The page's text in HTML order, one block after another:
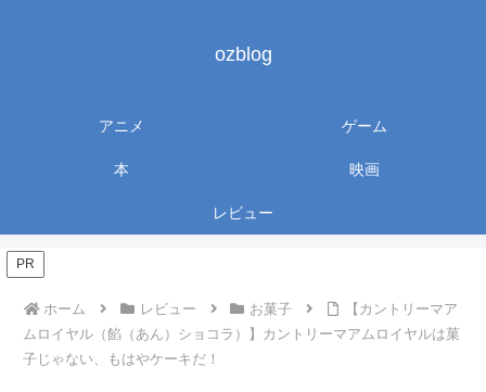
ozblog
アニメ ゲーム
本 映画
レビュー
ホーム レビュー お菓子
【カントリーマア
ムロイヤル（餡（あん）ショコラ）】カントリーマアムロイヤルは菓
子じゃない、もはやケーキだ！
PR